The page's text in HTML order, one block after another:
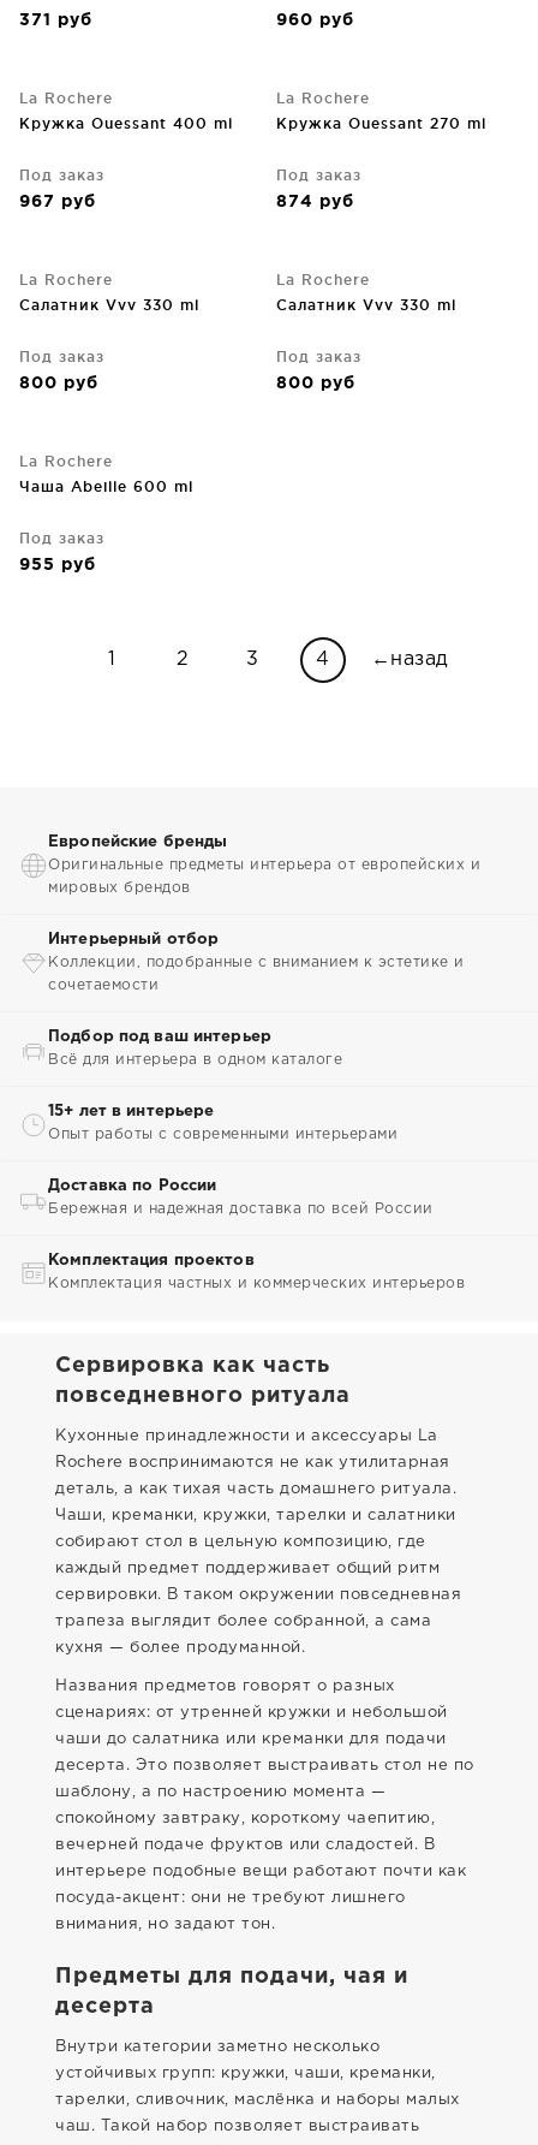
371 руб 960 руб
La Rochere
Кружка Ouessant 400 ml
Под заказ
967 руб
La Rochere
Кружка Ouessant 270 ml
Под заказ
874 руб
La Rochere
Салатник Vvv 330 ml
Под заказ
800 руб
La Rochere
Салатник Vvv 330 ml
Под заказ
800 руб
La Rochere
Чаша Abeille 600 ml
Под заказ
955 руб
2 3 4 ←назад
Европейские бренды
Оригинальные предметы интерьера от европейских и
мировых брендов
Интерьерный отбор
Коллекции, подобранные с вниманием к эстетике и
сочетаемости
Подбор под ваш интерьер
Всё для интерьера в одном каталоге
15+ лет в интерьере
Опыт работы с современными интерьерами
Доставка по России
Бережная и надежная доставка по всей России
Комплектация проектов
Комплектация частных и коммерческих интерьеров
Сервировка как часть
повседневного ритуала
Кухонные принадлежности и аксессуары La
Rochere воспринимаются не как утилитарная
деталь, а как тихая часть домашнего ритуала.
Чаши, креманки, кружки, тарелки и салатники
собирают стол в цельную композицию, где
каждый предмет поддерживает общий ритм
сервировки. В таком окружении повседневная
трапеза выглядит более собранной, а сама
кухня — более продуманной.
Названия предметов говорят о разных
сценариях: от утренней кружки и небольшой
чаши до салатника или креманки для подачи
десерта. Это позволяет выстраивать стол не по
шаблону, а по настроению момента —
спокойному завтраку, короткому чаепитию,
вечерней подаче фруктов или сладостей. В
интерьере подобные вещи работают почти как
посуда-акцент: они не требуют лишнего
внимания, но задают тон.
Предметы для подачи, чая и
десерта
Внутри категории заметно несколько
устойчивых групп: кружки, чаши, креманки,
тарелки, сливочник, маслёнка и наборы малых
чаш. Такой набор позволяет выстраивать